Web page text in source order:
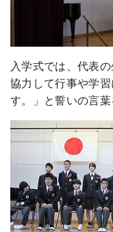
入学式では、代表
協力して行事や学
す。」と誓いの言葉